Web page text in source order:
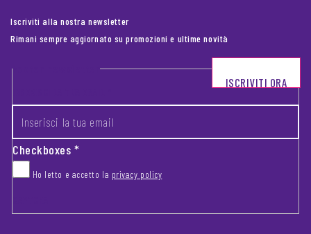
Iscriviti alla nostra newsletter
Rimani sempre aggiornato su promozioni e ultime novità
Footer newsletter
Checkboxes*
Ho letto e accetto la privacy policy
ISCRIVITI ORA